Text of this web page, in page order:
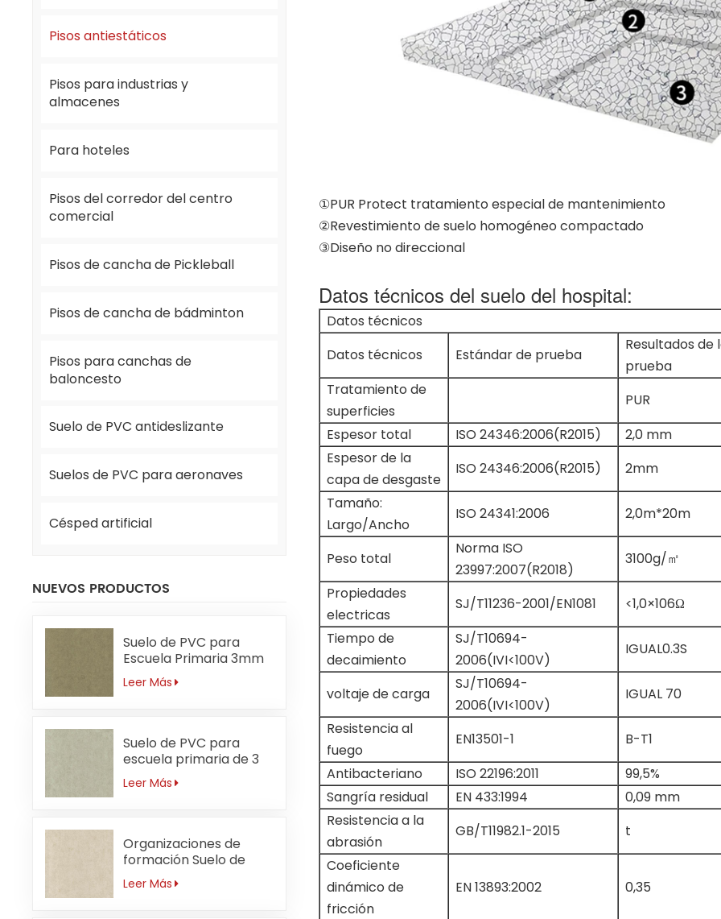
Pisos antiestáticos
Pisos para industrias y
almacenes
Para hoteles
Pisos del corredor del centro
comercial
Pisos de cancha de Pickleball
Pisos de cancha de bádminton
Pisos para canchas de
baloncesto
Suelo de PVC antideslizante
Suelos de PVC para aeronaves
Césped artificial
NUEVOS PRODUCTOS
Suelo de PVC para
Escuela Primaria 3mm
Sin Formaldehído
Leer Más
Suelo de PVC para
escuela primaria de 3
mm resistente a ácidos
y álcalis
Leer Más
Organizaciones de
formación Suelo de
PVC 3mm
Antibacteriano
Leer Más
①PUR Protect tratamiento especial de mantenimiento
②Revestimiento de suelo homogéneo compactado
③Diseño no direccional
Datos técnicos del suelo del hospital:
Datos técnicos
Datos técnicos
Estándar de prueba
Resultados de
prueba
Tratamiento de
superficies
PUR
Espesor total
ISO 24346:2006(R2015)
2,0 mm
Espesor de la
capa de desgaste
ISO 24346:2006(R2015)
2mm
Tamaño:
Largo/Ancho
ISO 24341:2006 2,0m*20m
Peso total
Norma ISO
23997:2007(R2018)
3100g/㎡
Propiedades
electricas
SJ/T11236-2001/EN1081
<1,0×106Ω
Tiempo de
decaimiento
SJ/T10694-
2006(IVI<100V)
IGUAL0.3S
voltaje de carga
SJ/T10694-
2006(IVI<100V)
IGUAL 70
Resistencia al
fuego
EN13501-1
B-T1
Antibacteriano
ISO 22196:2011
99,5%
Sangría residual
EN 433:1994
0,09 mm
Resistencia a la
abrasión
GB/T11982.1-2015
t
Coeficiente
dinámico de
fricción
EN 13893:2002 0,35